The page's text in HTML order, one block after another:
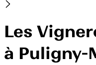
Les
à Puligny-